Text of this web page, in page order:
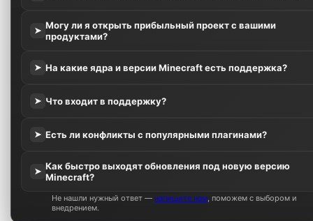
➤ Могу ли я открыть прибыльный проект с вашими
продуктами?
➤ На какие ядра и версии Minecraft есть поддержка?
➤ Что входит в поддержку?
➤ Есть ли конфликты с популярными плагинами?
➤ Как быстро выходят обновления под новую версию
Minecraft?
Не нашли нужный ответ —напишите нам , поможем с выбором и
внедрением.